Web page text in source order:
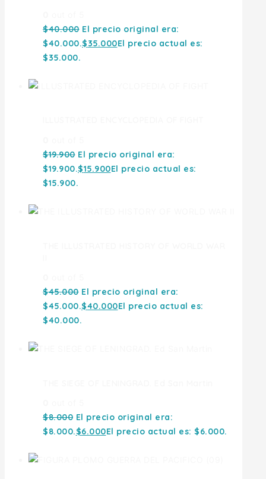
$40.000 El precio original era:
$40.000.$35.000El precio actual es:
$35.000.
$19.900 El precio original era:
$19.900.$15.900El precio actual es:
$15.900.
$45.000 El precio original era:
$45.000.$40.000El precio actual es:
$40.000.
$8.000 El precio original era:
$8.000.$6.000El precio actual es: $6.000.